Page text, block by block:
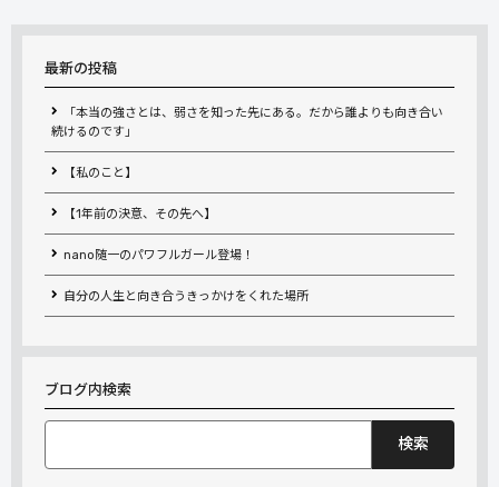
最新の投稿
「本当の強さとは、弱さを知った先にある。だから誰よりも向き合い
続けるのです」
【私のこと】
【1年前の決意、その先へ】
nano随一のパワフルガール登場！
自分の人生と向き合うきっかけをくれた場所
ブログ内検索
索: